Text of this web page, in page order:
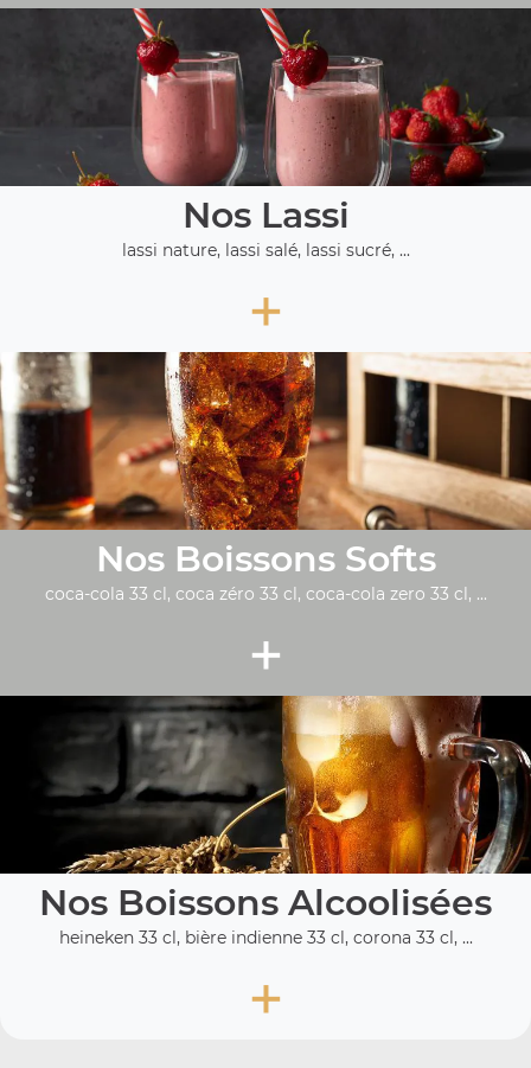
Nos Lassi
lassi nature, lassi salé, lassi sucré, ...
+
Nos Boissons Softs
coca-cola 33 cl, coca zéro 33 cl, coca-cola zero 33 cl, ...
+
Nos Boissons Alcoolisées
heineken 33 cl, bière indienne 33 cl, corona 33 cl, ...
+